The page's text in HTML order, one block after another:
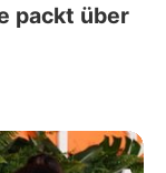
packt über